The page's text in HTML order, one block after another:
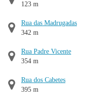
123 m
Rua das Madrugadas
342 m
Rua Padre Vicente
354 m
Rua dos Cabetes
395 m